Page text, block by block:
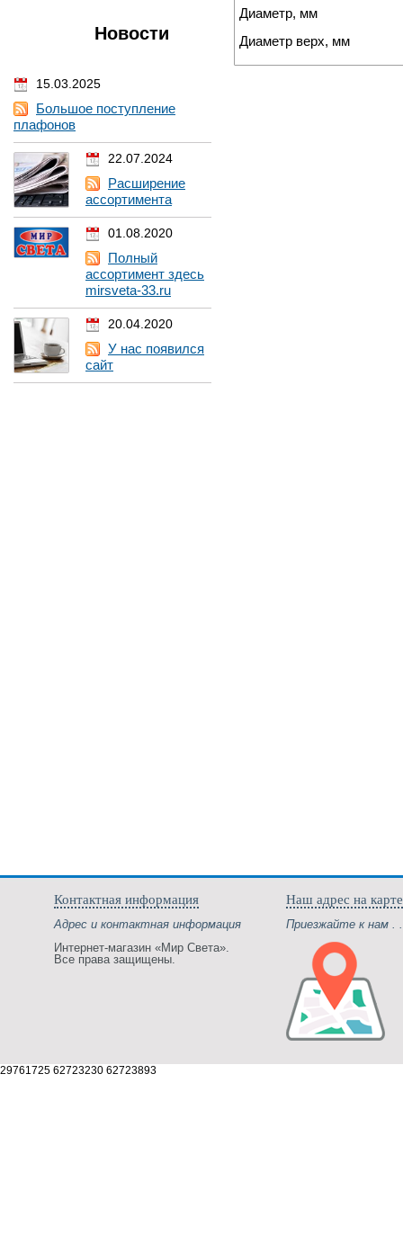
Новости
15.03.2025
Большое поступление
плафонов
22.07.2024
Расширение
ассортимента
01.08.2020
Полный
ассортимент здесь
mirsveta-33.ru
20.04.2020
У нас появился
сайт
Диаметр, мм
Диаметр верх, мм
Контактная информация
Адрес и контактная информация
Интернет-магазин «Мир Света».
Все права защищены.
Наш адрес на карте
Приезжайте к нам .
29761725 62723230 62723893